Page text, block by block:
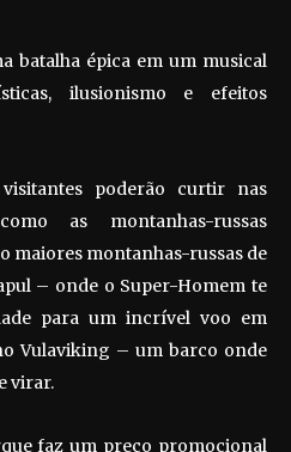
batalha épica em um musical
ilusionismo e efeitos
poderão curtir nas
as montanhas-russas
maiores montanhas-russas de
– onde o Super-Homem te
para um incrível voo em
Vulaviking – um barco onde
virar.
faz um preço promocional